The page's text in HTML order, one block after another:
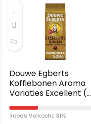
Douwe Egberts
Koffiebonen Aroma
Variaties Excellent (2
kg, Intensiteit 05/09,
100% Arabica Medium
Reeds Verkocht: 31%